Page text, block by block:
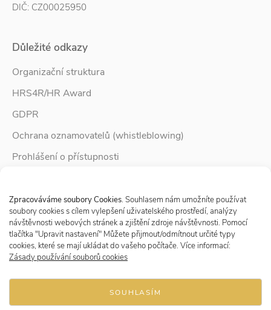
Zpracováváme soubory Cookies. Souhlasem nám umožníte používat
soubory cookies s cílem vylepšení uživatelského prostředí, analýzy
návštěvnosti webových stránek a zjištění zdroje návštěvnosti. Pomocí
tlačítka "Upravit nastavení" Můžete přijmout/odmítnout určité typy
cookies, které se mají ukládat do vašeho počítače. Více informací:
Zásady používání souborů cookies
SOUHLASÍM
DIČ: CZ00025950
Důležité odkazy
Organizační struktura
HRS4R/HR Award
GDPR
Ochrana oznamovatelů (whistleblowing)
Prohlášení o přístupnosti
Zpravodaj Rodina
Sledujte nás